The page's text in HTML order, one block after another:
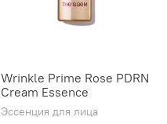
Wrinkle Prime Rose PDRN
Cream Essence
Эссенция для лица